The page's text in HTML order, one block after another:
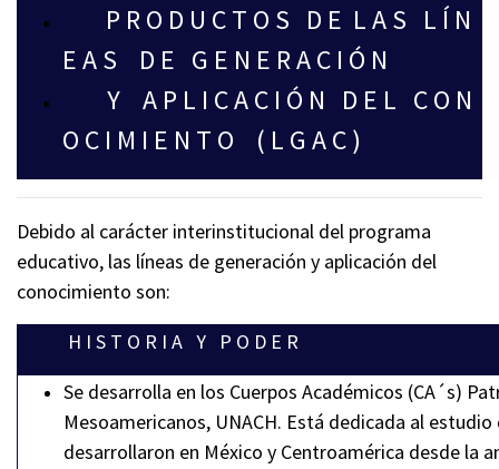
P R O D U C T O S D E L A S L Í N
E A S D E G E N E R A C I Ó N
Y A P L I C A C I Ó N D E L C O N
O C I M I E N T O ( L G A C )
Debido al carácter interinstitucional del programa
educativo, las líneas de generación y aplicación del
conocimiento son:
H I S T O R I A Y P O D E R
Se desarrolla en los Cuerpos Académicos (CA´s)
Mesoamericanos, UNACH. Está dedicada al
desarrollaron en México y Centroamérica desde la